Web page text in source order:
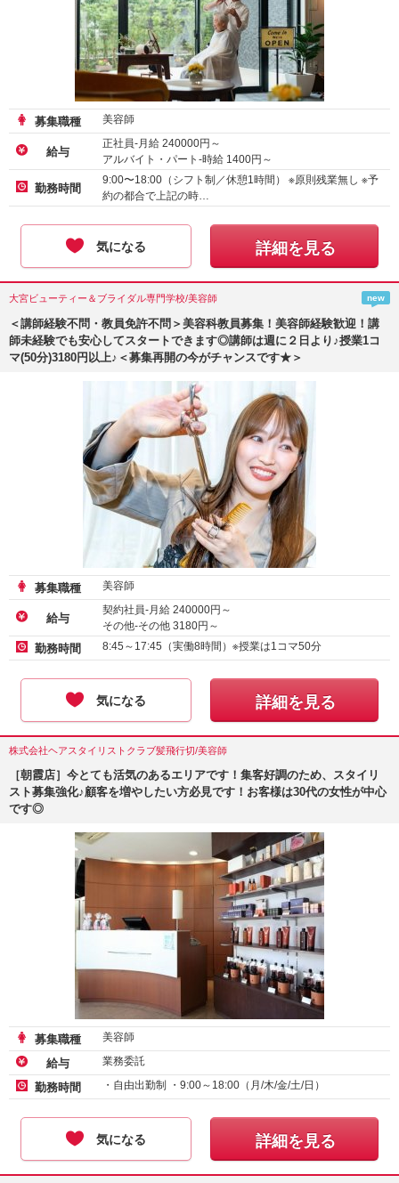
募集職種 美容師
給与
正社員-月給 240000円～
アルバイト・パート-時給 1400円～
勤務時間
9:00〜18:00（シフト制／休憩1時間） ※原則残業無し ※予
約の都合で上記の時…
気になる 詳細を見る
大宮ビューティー＆ブライダル専門学校/美容師 new
＜講師経験不問・教員免許不問＞美容科教員募集！美容師経験歓迎！講
師未経験でも安心してスタートできます◎講師は週に２日より♪授業1コ
マ(50分)3180円以上♪＜募集再開の今がチャンスです★＞
募集職種 美容師
給与
契約社員-月給 240000円～
その他-その他 3180円～
勤務時間 8:45～17:45（実働8時間）※授業は1コマ50分
気になる 詳細を見る
株式会社ヘアスタイリストクラブ髪飛行切/美容師
［朝霞店］今とても活気のあるエリアです！集客好調のため、スタイリ
スト募集強化♪顧客を増やしたい方必見です！お客様は30代の女性が中心
です◎
募集職種 美容師
給与 業務委託
勤務時間 ・自由出勤制 ・9:00～18:00（月/木/金/土/日）
気になる 詳細を見る